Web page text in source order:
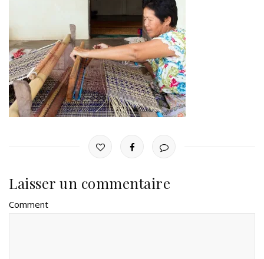
Laisser un commentaire
Comment